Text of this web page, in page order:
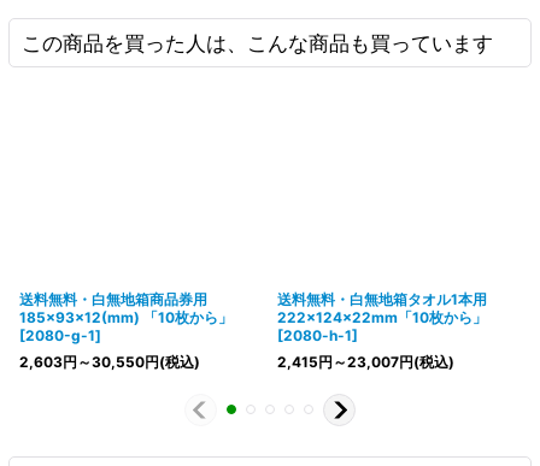
この商品を買った人は、こんな商品も買っています
送料無料・白無地箱商品券用
185×93×12(mm) 「10枚から」
[2080-g-1]
2,603円 ～30,550円(税込)
送料無料・白無地箱タオル1本用
222×124×22mm「10枚から」
[2080-h-1]
2,415円 ～23,007円(税込)